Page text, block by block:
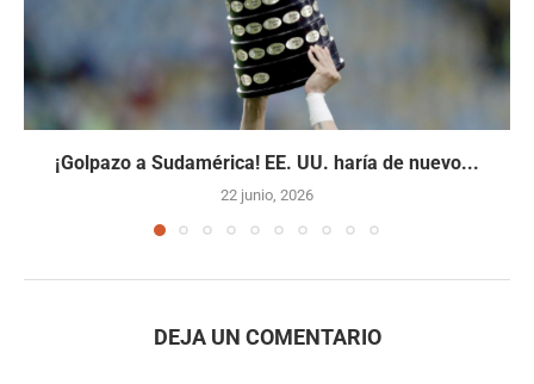
¡Golpazo a Sudamérica! EE. UU. haría de nuevo...
22 junio, 2026
DEJA UN COMENTARIO